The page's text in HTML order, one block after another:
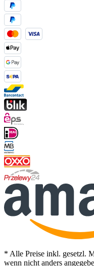
* Alle Preise inkl. gesetzl.
wenn nicht anders